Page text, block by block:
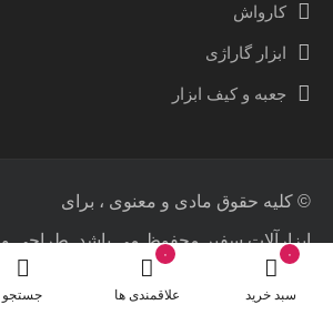
۰
سبد خرید
۰
علاقمندی ها جستجو
کارواش
ابزار گاراژی
جعبه و کیف ابزار
© کلیه حقوق مادی و معنوی ، برای
ابزارآلات سفیر محفوظ می باشد. طراحی و
توسعه توسط نیک برندینگ